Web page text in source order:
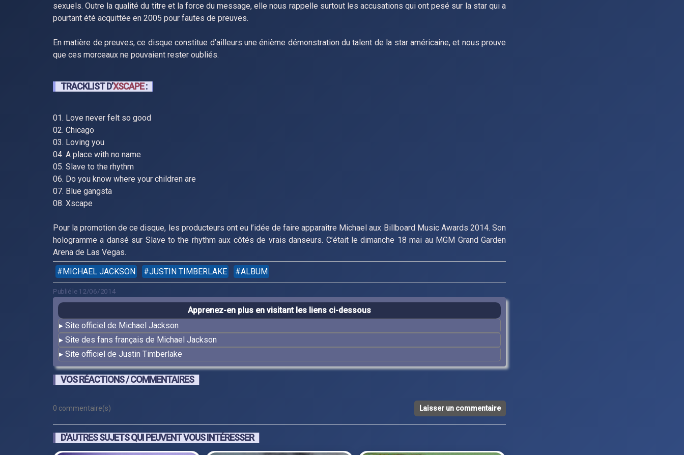
sexuels. Outre la qualité du titre et la force du message, elle nous rappelle surtout les accusations qui ont pesé sur la star qui a
pourtant été acquittée en 2005 pour fautes de preuves.
En matière de preuves, ce disque constitue d’ailleurs une énième démonstration du talent de la star américaine, et nous prouve
que ces morceaux ne pouvaient rester oubliés.
TRACKLIST D’XSCAPE:
01. Love never felt so good
02. Chicago
03. Loving you
04. A place with no name
05. Slave to the rhythm
06. Do you know where your children are
07. Blue gangsta
08. Xscape
Pour la promotion de ce disque, les producteurs ont eu l’idée de faire apparaître Michael aux Billboard Music Awards 2014. Son
hologramme a dansé sur Slave to the rhythm aux côtés de vrais danseurs. C’était le dimanche 18 mai au MGM Grand Garden
Arena de Las Vegas.
MICHAEL JACKSON
JUSTIN TIMBERLAKE ALBUM
Publié le 12/06/2014
Apprenez-en plus en visitant les liens ci-dessous
Site officiel de Michael Jackson
Site des fans français de Michael Jackson
Site officiel de Justin Timberlake
VOS RÉACTIONS / COMMENTAIRES
0 commentaire(s) Laisser un commentaire
D'AUTRES SUJETS QUI PEUVENT VOUS INTÉRESSER